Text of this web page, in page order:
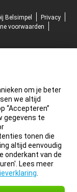
Belsimpel
Privacy
voorwaarden
om je beter
we altijd
“Accepteren”
gegevens te
tonen die
altijd eenvoudig
onderkant van de
Lees meer